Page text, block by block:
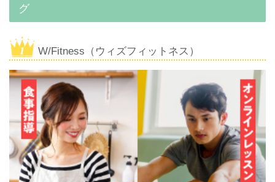
グ
W/Fitness（ウィズフィットネス）